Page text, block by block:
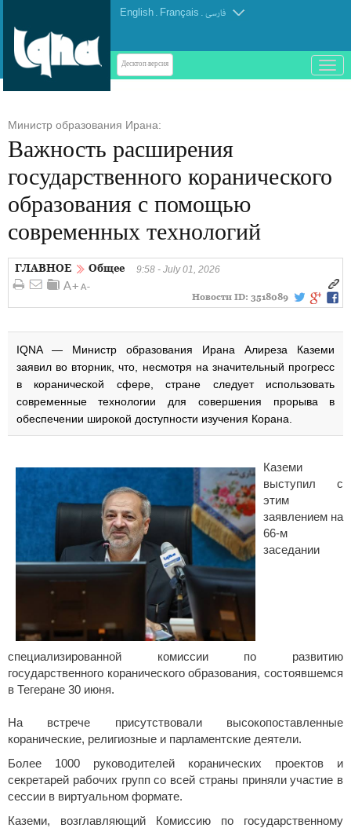
English . Français . فارسی
Десктоп-версия
باز
و
Министр образования Ирана:
Важность расширения
государственного коранического
образования с помощью
современных технологий
ГЛАВНОЕ Общее 9:58 - July 01, 2026
Новости ID: 3518089
IQNA — Министр образования Ирана Алиреза Каземи
заявил во вторник, что, несмотря на значительный прогресс
в коранической сфере, стране следует использовать
современные технологии для совершения прорыва в
обеспечении широкой доступности изучения Корана.
Каземи
выступил с
этим
заявлением на
66-м
заседании
специализированной комиссии по развитию
государственного коранического образования, состоявшемся
в Тегеране 30 июня.
На встрече присутствовали высокопоставленные
коранические, религиозные и парламентские деятели.
Более 1000 руководителей коранических проектов и
секретарей рабочих групп со всей страны приняли участие в
сессии в виртуальном формате.
Каземи, возглавляющий Комиссию по государственному